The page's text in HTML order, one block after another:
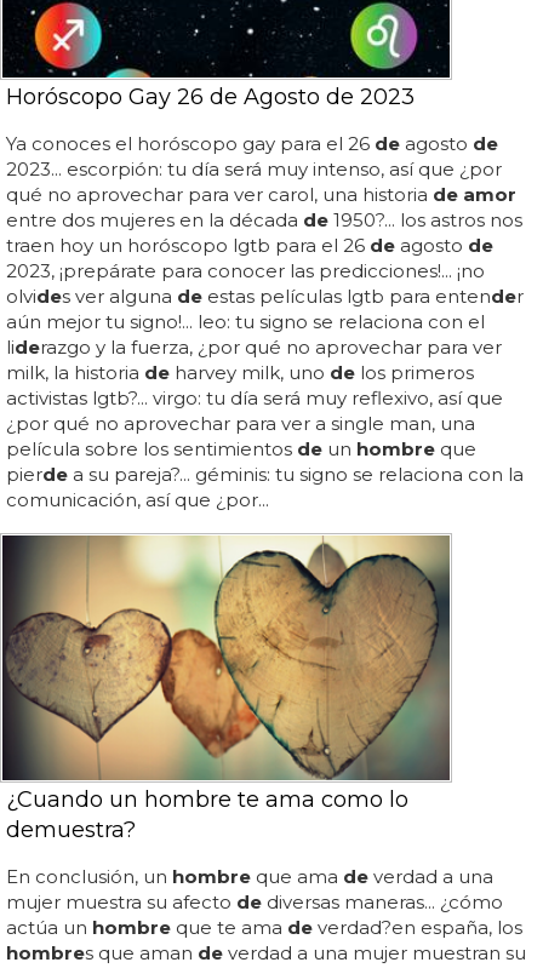
Horóscopo Gay 26 de Agosto de 2023
Ya conoces el horóscopo gay para el 26 de agosto de
2023... escorpión: tu día será muy intenso, así que ¿por
qué no aprovechar para ver carol, una historia de amor
entre dos mujeres en la década de 1950?... los astros nos
traen hoy un horóscopo lgtb para el 26 de agosto de
2023, ¡prepárate para conocer las predicciones!... ¡no
olvides ver alguna de estas películas lgtb para entender
aún mejor tu signo!... leo: tu signo se relaciona con el
liderazgo y la fuerza, ¿por qué no aprovechar para ver
milk, la historia de harvey milk, uno de los primeros
activistas lgtb?... virgo: tu día será muy reflexivo, así que
¿por qué no aprovechar para ver a single man, una
película sobre los sentimientos de un hombre que
pierde a su pareja?... géminis: tu signo se relaciona con la
comunicación, así que ¿por...
¿Cuando un hombre te ama como lo
demuestra?
En conclusión, un hombre que ama de verdad a una
mujer muestra su afecto de diversas maneras... ¿cómo
actúa un hombre que te ama de verdad?en españa, los
hombres que aman de verdad a una mujer muestran su